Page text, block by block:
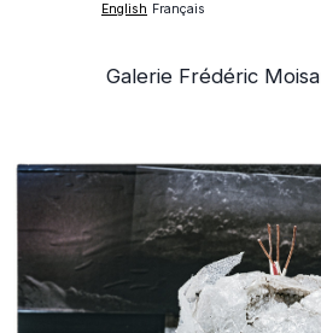
English Français
Galerie Frédéric